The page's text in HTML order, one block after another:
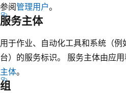
参阅管理用户。
服务主体
用于作业、自动化工具和系统（
台）的服务标识。 服务主体由应
主体。
组